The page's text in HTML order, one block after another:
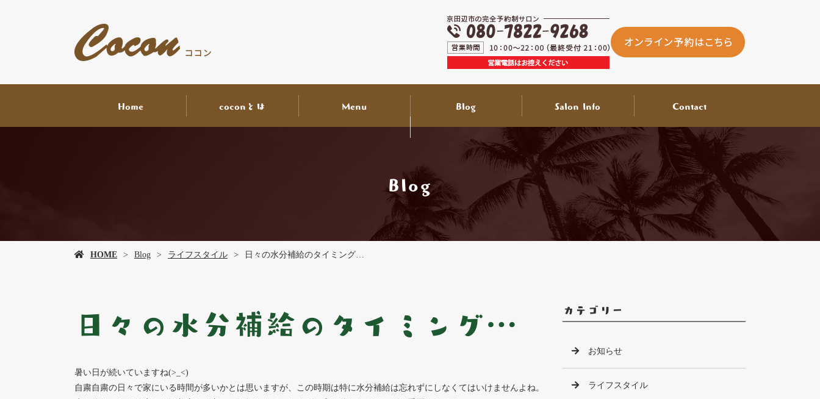
Home coconとは Menu Blog
送迎付き来店サービス
について
出張サービスについて
お知らせ
ライフスタイル
スタッフ紹介
Salon Info Contact
Blog
HOME Blog ライフスタイル 日々の水分補給のタイミング…
日々の水分補給のタイミング…
暑い日が続いていますね(>_<)
自粛自粛の日々で家にいる時間が多いかとは思いますが、この時期は特に水分補給は忘れずにしなくてはいけませんよね。
カテゴリー
お知らせ
ライフスタイル